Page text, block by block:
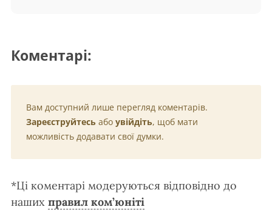
Коментарі:
Вам доступний лише перегляд коментарів.
Зареєструйтесь або увійдіть, щоб мати
можливість додавати свої думки.
*Ці коментарі модеруються відповідно до
наших правил ком’юніті